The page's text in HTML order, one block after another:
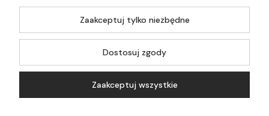
©2026 Wszelkie Prawa Zastrzeżone | 499.pl - najlepszy sklep z
Zaakceptuj tylko niezbędne
Dostosuj zgody
Zaakceptuj wszystkie